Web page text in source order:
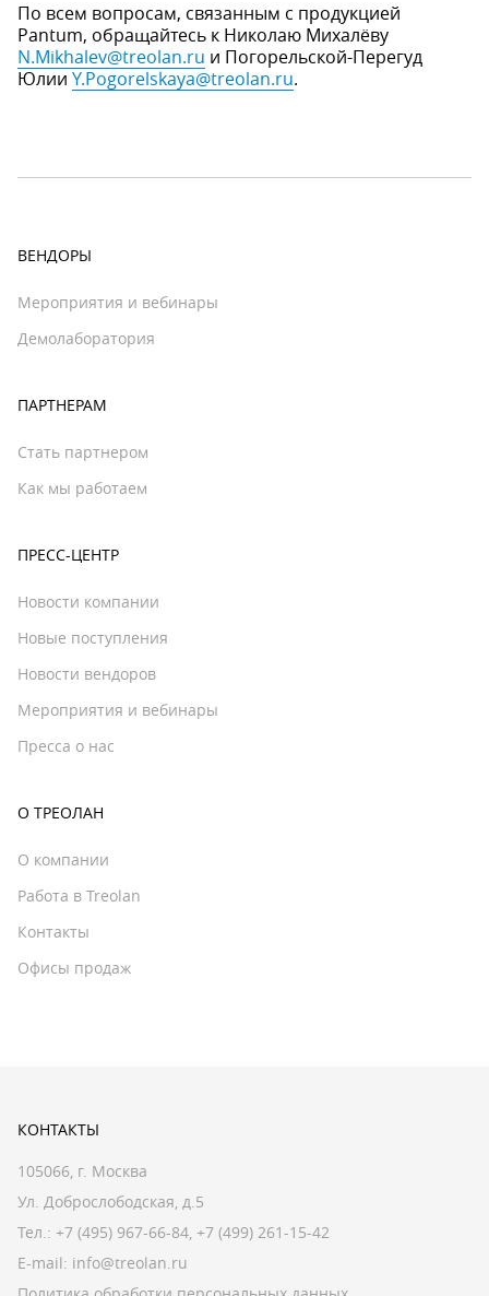
По всем вопросам, связанным с продукцией
Pantum, обращайтесь к Николаю Михалёву
N.Mikhalev@treolan.ru и Погорельской-Перегуд
Юлии Y.Pogorelskaya@treolan.ru.
ВЕНДОРЫ
Мероприятия и вебинары
Демолаборатория
ПАРТНЕРАМ
Стать партнером
Как мы работаем
ПРЕСС-ЦЕНТР
Новости компании
Новые поступления
Новости вендоров
Мероприятия и вебинары
Пресса о нас
О ТРЕОЛАН
О компании
Работа в Treolan
Контакты
Офисы продаж
КОНТАКТЫ
105066, г. Москва
Ул. Доброслободская, д.5
Тел.: +7 (495) 967-66-84, +7 (499) 261-15-42
E-mail: info@treolan.ru